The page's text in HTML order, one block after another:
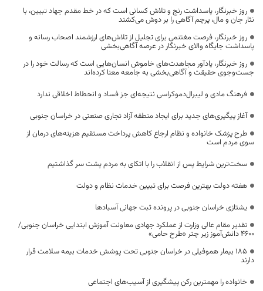
روز خبرنگار، پاسداشت رنج و تلاش کسانی است که در خط مقدم جهاد تبیین، با
نثار جان و مال، پرچم آگاهی را بر دوش می‌کشند
روز خبرنگار، فرصت مغتنمی برای تجلیل از تلاش‌های ارزشمند اصحاب رسانه و
پاسداشت جایگاه والای خبرنگار در عرصه آگاهی‌بخشی
روز خبرنگار، یادآور مجاهدت‌های خاموش انسان‌هایی است که رسالت خود را در
جست‌وجوی حقیقت و آگاهی‌بخشی به جامعه معنا کرده‌اند
فرهنگ مادی و لیبرال‌دموکراسی نتیجه‌ای جز فساد و انحطاط اخلاقی ندارد
آغاز پیگیری‌های جدید برای ایجاد منطقه آزاد تجاری صنعتی در خراسان جنوبی
طرح پزشک خانواده و نظام ارجاع کاهش پرداخت مستقیم هزینه‌های درمان از
سوی مردم است
سخت‌ترین شرایط پس از انقلاب را با اتکای به مردم پشت سر گذاشتیم
هفته دولت بهترین فرصت برای تبیین خدمات نظام و دولت
یشتازی خراسان جنوبی در پرونده ثبت جهانی آسبادها
تقدیر مقام عالی وزارت از عملکرد جهادی معاونت آموزش ابتدایی خراسان جنوبی/
۴۶۰۰ دانش‌آموز زیر چتر «طرح حامی»
۱۸۵ بیمار هموفیلی در خراسان جنوبی تحت پوشش خدمات بیمه سلامت قرار
دارند
خانواده را مهمترین رکن پیشگیری از آسیب‌های اجتماعی